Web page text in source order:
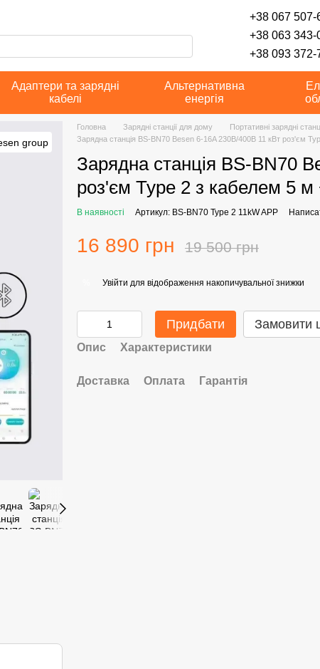
+38 067 507-
+38 063 343-
+38 093 372-
Адаптери та зарядні
кабелі
Альтернативна
енергія
Головна Зарядні станції для дому Портативні зарядні
Зарядна станція BS-BN70 Besen 6-16A 230В/400В 11 кВт роз'єм
Зарядна станція BS-BN70
роз'єм Type 2 з кабелем 5 м
В наявності Артикул: BS-BN70 Type 2 11kW APP
16 890 грн 19 500 грн
Увійти для відображення накопичувальної знижки
Придбати Замовити
Опис Характеристики
Доставка Оплата Гарантія